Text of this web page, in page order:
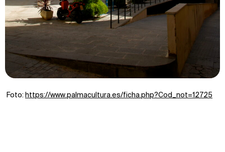
Foto: https://www.palmacultura.es/ficha.php?Cod_not=12725